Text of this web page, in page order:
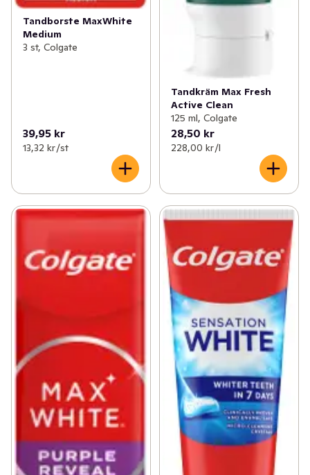
Tandborste MaxWhite
Medium
3 st, Colgate
39,95 kr
13,32 kr /st
Tandkräm Max Fresh
Active Clean
125 ml, Colgate
28,50 kr
228,00 kr /l